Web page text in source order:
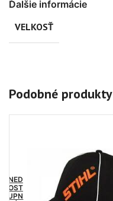
Ďalšie informácie
VELKOSŤ
Podobné produkty
NED
OST
UPN